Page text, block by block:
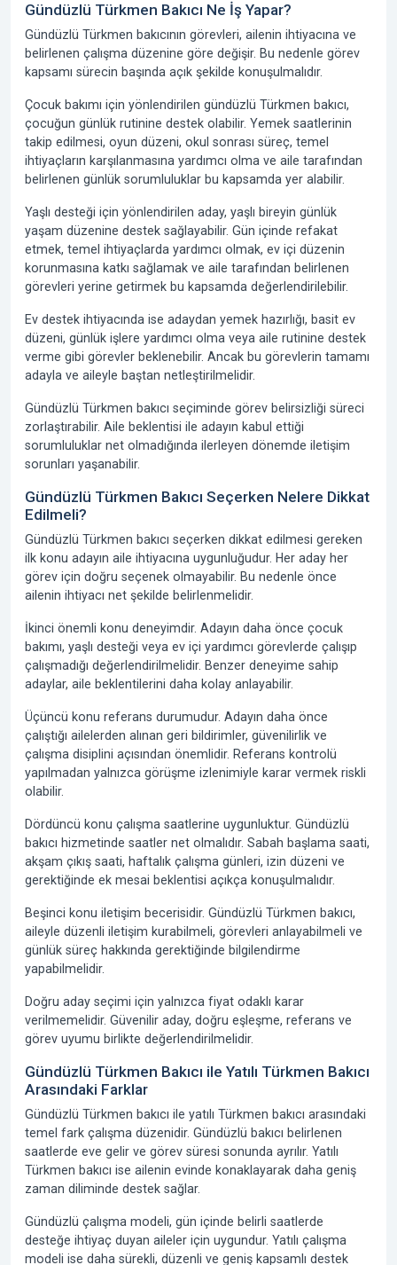
Gündüzlü Türkmen Bakıcı Ne İş Yapar?
Gündüzlü Türkmen bakıcının görevleri, ailenin ihtiyacına ve
belirlenen çalışma düzenine göre değişir. Bu nedenle görev
kapsamı sürecin başında açık şekilde konuşulmalıdır.
Çocuk bakımı için yönlendirilen gündüzlü Türkmen bakıcı,
çocuğun günlük rutinine destek olabilir. Yemek saatlerinin
takip edilmesi, oyun düzeni, okul sonrası süreç, temel
ihtiyaçların karşılanmasına yardımcı olma ve aile tarafından
belirlenen günlük sorumluluklar bu kapsamda yer alabilir.
Yaşlı desteği için yönlendirilen aday, yaşlı bireyin günlük
yaşam düzenine destek sağlayabilir. Gün içinde refakat
etmek, temel ihtiyaçlarda yardımcı olmak, ev içi düzenin
korunmasına katkı sağlamak ve aile tarafından belirlenen
görevleri yerine getirmek bu kapsamda değerlendirilebilir.
Ev destek ihtiyacında ise adaydan yemek hazırlığı, basit ev
düzeni, günlük işlere yardımcı olma veya aile rutinine destek
verme gibi görevler beklenebilir. Ancak bu görevlerin tamamı
adayla ve aileyle baştan netleştirilmelidir.
Gündüzlü Türkmen bakıcı seçiminde görev belirsizliği süreci
zorlaştırabilir. Aile beklentisi ile adayın kabul ettiği
sorumluluklar net olmadığında ilerleyen dönemde iletişim
sorunları yaşanabilir.
Gündüzlü Türkmen Bakıcı Seçerken Nelere Dikkat
Edilmeli?
Gündüzlü Türkmen bakıcı seçerken dikkat edilmesi gereken
ilk konu adayın aile ihtiyacına uygunluğudur. Her aday her
görev için doğru seçenek olmayabilir. Bu nedenle önce
ailenin ihtiyacı net şekilde belirlenmelidir.
İkinci önemli konu deneyimdir. Adayın daha önce çocuk
bakımı, yaşlı desteği veya ev içi yardımcı görevlerde çalışıp
çalışmadığı değerlendirilmelidir. Benzer deneyime sahip
adaylar, aile beklentilerini daha kolay anlayabilir.
Üçüncü konu referans durumudur. Adayın daha önce
çalıştığı ailelerden alınan geri bildirimler, güvenilirlik ve
çalışma disiplini açısından önemlidir. Referans kontrolü
yapılmadan yalnızca görüşme izlenimiyle karar vermek riskli
olabilir.
Dördüncü konu çalışma saatlerine uygunluktur. Gündüzlü
bakıcı hizmetinde saatler net olmalıdır. Sabah başlama saati,
akşam çıkış saati, haftalık çalışma günleri, izin düzeni ve
gerektiğinde ek mesai beklentisi açıkça konuşulmalıdır.
Beşinci konu iletişim becerisidir. Gündüzlü Türkmen bakıcı,
aileyle düzenli iletişim kurabilmeli, görevleri anlayabilmeli ve
günlük süreç hakkında gerektiğinde bilgilendirme
yapabilmelidir.
Doğru aday seçimi için yalnızca fiyat odaklı karar
verilmemelidir. Güvenilir aday, doğru eşleşme, referans ve
görev uyumu birlikte değerlendirilmelidir.
Gündüzlü Türkmen Bakıcı ile Yatılı Türkmen Bakıcı
Arasındaki Farklar
Gündüzlü Türkmen bakıcı ile yatılı Türkmen bakıcı arasındaki
temel fark çalışma düzenidir. Gündüzlü bakıcı belirlenen
saatlerde eve gelir ve görev süresi sonunda ayrılır. Yatılı
Türkmen bakıcı ise ailenin evinde konaklayarak daha geniş
zaman diliminde destek sağlar.
Gündüzlü çalışma modeli, gün içinde belirli saatlerde
desteğe ihtiyaç duyan aileler için uygundur. Yatılı çalışma
modeli ise daha sürekli, düzenli ve geniş kapsamlı destek